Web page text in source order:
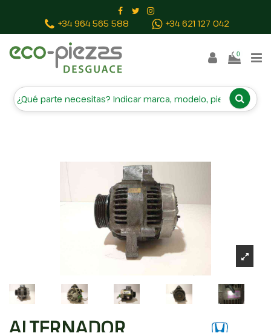
+34 964 565 588 +34 621 127 042
0
RECAMBIOS
BAJAS Y TASACIONES
CONTACTO
Inicio Piezas vehículos ALTERNADOR 1002118720
ALTERNADOR